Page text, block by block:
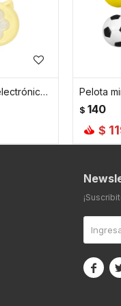
Pop it llavero electrónico de gatito - Amarillo Pelota
$ 140
$
